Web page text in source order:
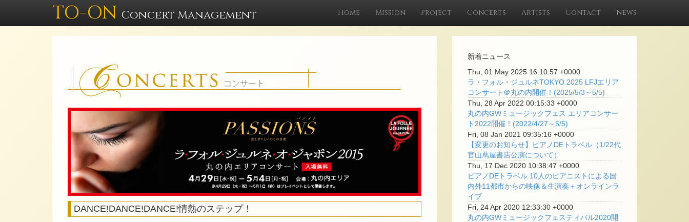
TO-ON Concert Management Home Mission Project Concerts Artists Contact News
DANCE!DANCE!DANCE!情熱のステップ！
新着ニュース
Thu, 01 May 2025 16:10:57 +0000
ラ・フォル・ジュルネTOKYO 2025 LFJエリア
コンサート＠丸の内開催！(2025/5/3～5/5)
Thu, 28 Apr 2022 00:15:33 +0000
丸の内GWミュージックフェス エリアコンサー
ト2022開催！(2022/4/27～5/5)
Fri, 08 Jan 2021 09:35:16 +0000
【変更のお知らせ】ピアノDEトラベル（1/22代
官山蔦屋書店公演について）
Thu, 17 Dec 2020 10:38:47 +0000
ピアノDEトラベル 10人のピアニストによる国
内外11都市からの映像＆生演奏＋オンラインラ
イブ
Fri, 24 Apr 2020 12:33:30 +0000
丸の内GWミュージックフェスティバル2020開